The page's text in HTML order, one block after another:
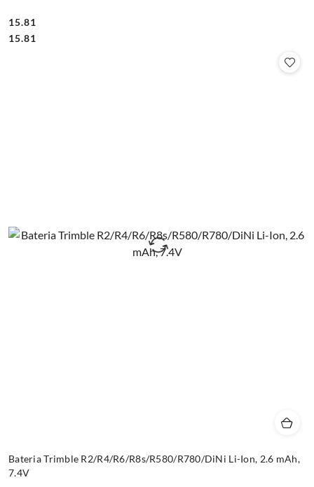
Cena:
15.81
Cena:
15.81
Bateria Trimble R2/R4/R6/R8s/R580/R780/DiNi Li-Ion, 2.6 mAh,
7.4V